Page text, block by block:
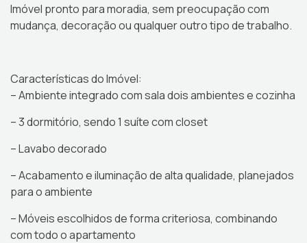
Imóvel pronto para moradia, sem preocupação com
mudança, decoração ou qualquer outro tipo de trabalho.
Características do Imóvel:
– Ambiente integrado com sala dois ambientes e cozinha
– 3 dormitório, sendo 1 suíte com closet
– Lavabo decorado
– Acabamento e iluminação de alta qualidade, planejados
para o ambiente
– Móveis escolhidos de forma criteriosa, combinando
com todo o apartamento